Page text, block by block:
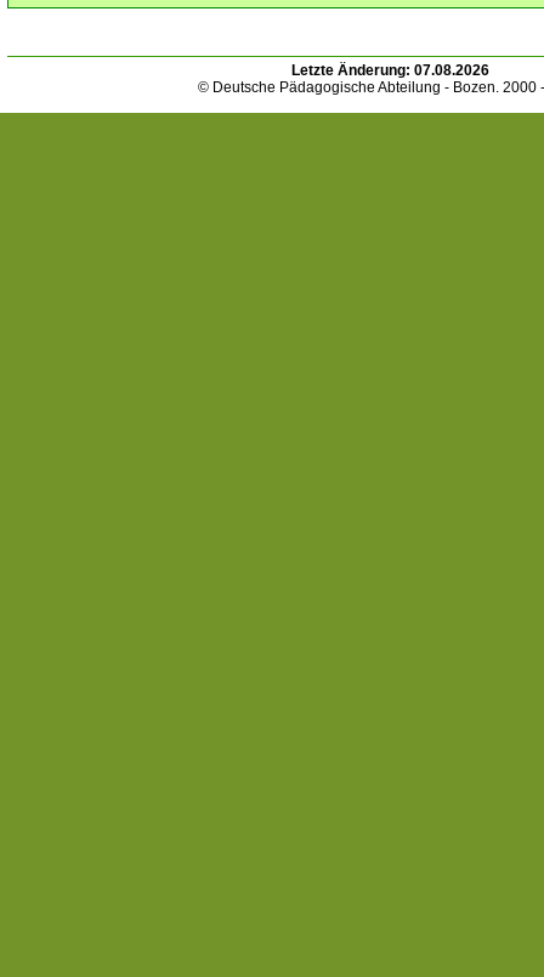
Letzte Änderung: 07.08.2026
© Deutsche Pädagogische Abteilung - Bozen. 2000